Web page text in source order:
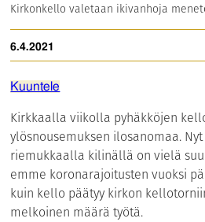
Kirkonkello valetaan ikivanhoja
6.4.2021
Kuuntele
Kirkkaalla viikolla pyhäkköjen
ylösnousemuksen ilosanomaa.
riemukkaalla kilinällä on vielä
emme koronarajoitusten vuoksi
kuin kello päätyy kirkon
melkoinen määrä työtä.